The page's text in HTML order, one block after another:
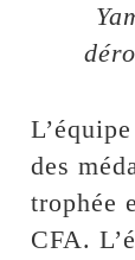
des
trophée
CFA.